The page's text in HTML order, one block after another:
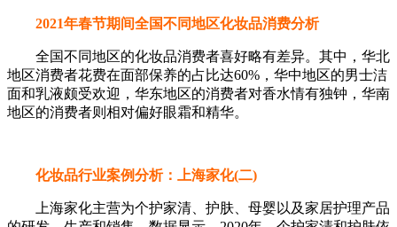
2021年春节期间全国不同地区化妆品消费分析
全国不同地区的化妆品消费者喜好略有差异。其中，华北
地区消费者花费在面部保养的占比达60%，华中地区的男士洁
面和乳液颇受欢迎，华东地区的消费者对香水情有独钟，华南
地区的消费者则相对偏好眼霜和精华。
化妆品行业案例分析：上海家化(二)
上海家化主营为个护家清、护肤、母婴以及家居护理产品